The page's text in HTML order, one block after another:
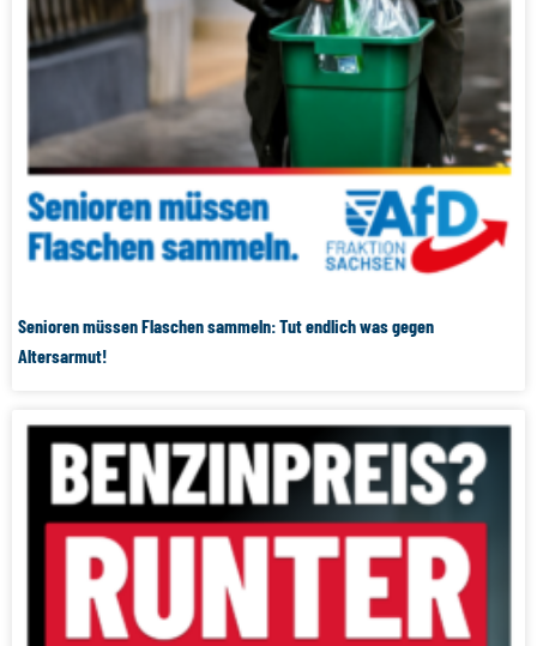
Senioren müssen Flaschen sammeln: Tut endlich was gegen
Altersarmut!